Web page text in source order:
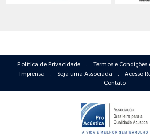
Política de Privacidade . Termos e Condições
Imprensa
. Seja uma Associada . Acesso
Contato